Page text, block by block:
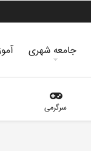
جامعه شهری
سرگرمی